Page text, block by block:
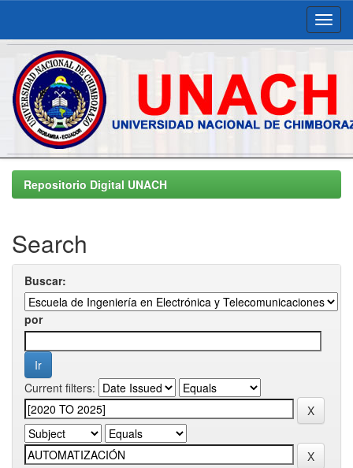
Skip
navigationRepositorio Digital UNACH
Search
Buscar:
por
Current filters: